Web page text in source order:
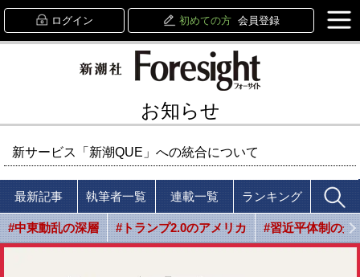
ログイン 初めての方 会員登録
お知らせ
新サービス「新潮QUE」への統合について
最新記事 執筆者一覧 連載一覧 ランキング
#中東動乱の深層 #トランプ2.0のアメリカ #習近平体制の光